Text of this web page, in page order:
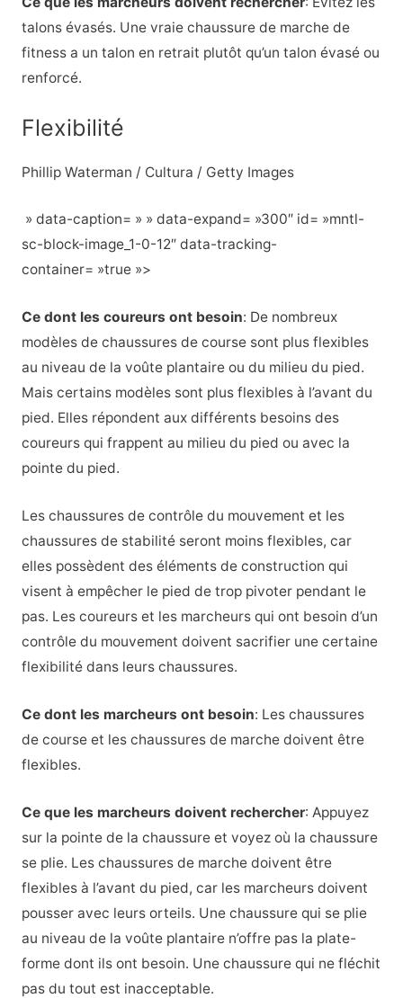
talons évasés. Une vraie chaussure de marche de
fitness a un talon en retrait plutôt qu’un talon évasé ou
renforcé.
Flexibilité
Phillip Waterman / Cultura / Getty Images
» data-caption= » » data-expand= »300″ id= »mntl-
sc-block-image_1-0-12″ data-tracking-
container= »true »>
Ce dont les coureurs ont besoin: De nombreux
modèles de chaussures de course sont plus flexibles
au niveau de la voûte plantaire ou du milieu du pied.
Mais certains modèles sont plus flexibles à l’avant du
pied. Elles répondent aux différents besoins des
coureurs qui frappent au milieu du pied ou avec la
pointe du pied.
Les chaussures de contrôle du mouvement et les
chaussures de stabilité seront moins flexibles, car
elles possèdent des éléments de construction qui
visent à empêcher le pied de trop pivoter pendant le
pas. Les coureurs et les marcheurs qui ont besoin d’un
contrôle du mouvement doivent sacrifier une certaine
flexibilité dans leurs chaussures.
Ce dont les marcheurs ont besoin: Les chaussures
de course et les chaussures de marche doivent être
flexibles.
Ce que les marcheurs doivent rechercher: Appuyez
sur la pointe de la chaussure et voyez où la chaussure
se plie. Les chaussures de marche doivent être
flexibles à l’avant du pied, car les marcheurs doivent
pousser avec leurs orteils. Une chaussure qui se plie
au niveau de la voûte plantaire n’offre pas la plate-
forme dont ils ont besoin. Une chaussure qui ne fléchit
pas du tout est inacceptable.